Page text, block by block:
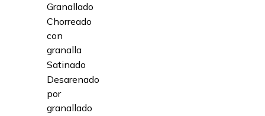
Granallado
Chorreado
con
granalla
Satinado
Desarenado
por
granallado